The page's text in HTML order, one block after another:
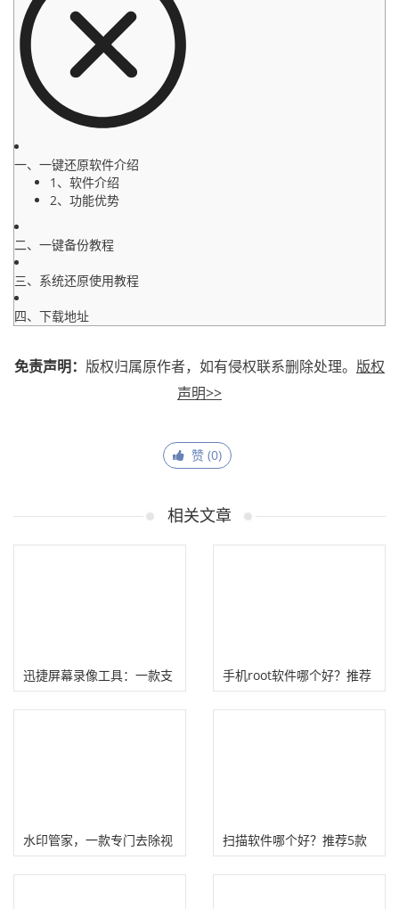
一、一键还原软件介绍
1、软件介绍
2、功能优势
二、一键备份教程
三、系统还原使用教程
四、下载地址
免责声明： 版权归属原作者，如有侵权联系删除处理。 版权
声明>>
赞 (0)
相关文章
迅捷屏幕录像工具：一款支
持电脑和手机录屏软件
手机root软件哪个好？推荐
11款好用的手机root工具
水印管家，一款专门去除视
频和图片水印的软件
扫描软件哪个好？推荐5款
功能强大的扫描软件！